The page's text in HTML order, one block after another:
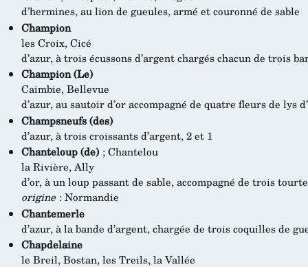
d’hermines, au lion de gueules, armé et couronné de sable
Champion
les Croix, Cicé
d’azur, à trois écussons d’argent chargés chacun de trois
Champion (Le)
Caimbie, Bellevue
d’azur, au sautoir d’or accompagné de quatre fleurs de lys
Champsneufs (des)
d’azur, à trois croissants d’argent, 2 et 1
Chanteloup (de); Chantelou
la Rivière, Ally
d’or, à un loup passant de sable, accompagné de trois
origine: Normandie
Chantemerle
d’azur, à la bande d’argent, chargée de trois coquilles de
Chapdelaine
le Breil, Bostan, les Treils, la Vallée